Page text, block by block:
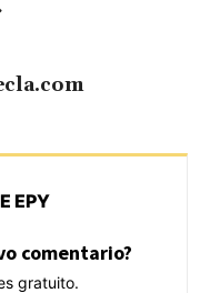
EPY
comentario?
gratuito.